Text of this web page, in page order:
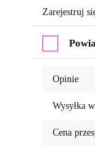
Do
Zarejestruj
Opinie
Wysyłka
Cena